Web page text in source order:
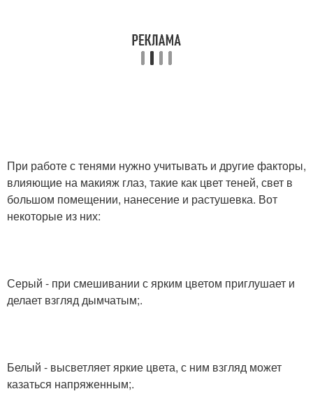
При работе с тенями нужно учитывать и другие факторы,
влияющие на макияж глаз, такие как цвет теней, свет в
большом помещении, нанесение и растушевка. Вот
некоторые из них:
Серый - при смешивании с ярким цветом приглушает и
делает взгляд дымчатым;.
Белый - высветляет яркие цвета, с ним взгляд может
казаться напряженным;.